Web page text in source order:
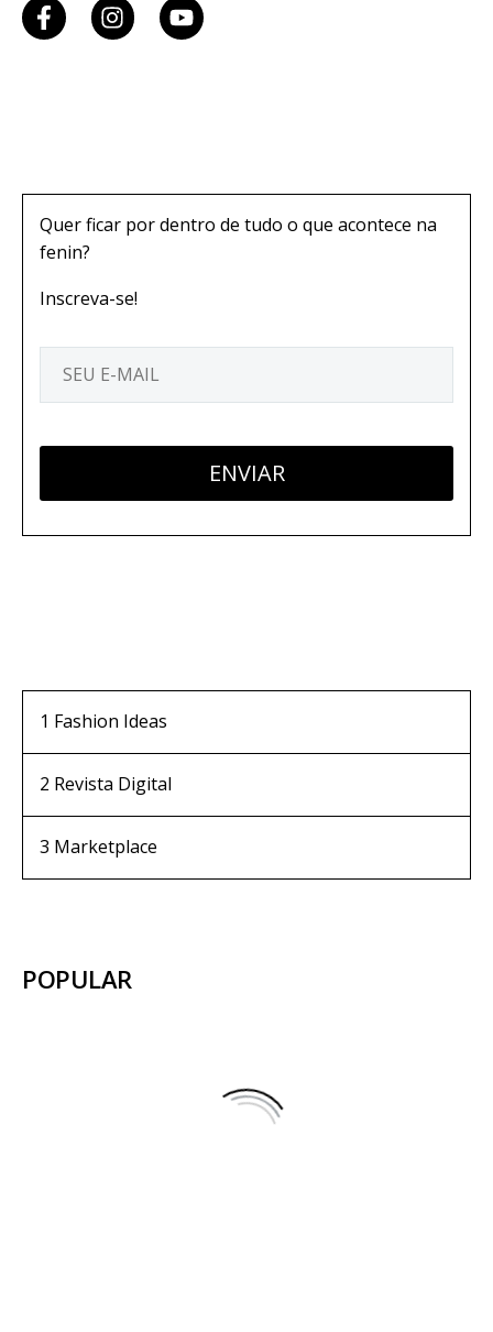
Quer ficar por dentro de tudo o que acontece na
fenin?
Inscreva-se!
1 Fashion Ideas
2 Revista Digital
3 Marketplace
POPULAR